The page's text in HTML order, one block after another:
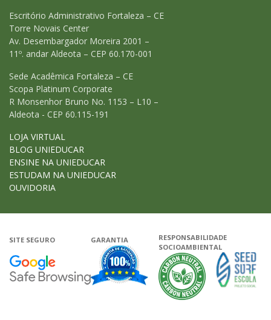
Escritório Administrativo Fortaleza – CE
Torre Novais Center
Av. Desembargador Moreira 2001 –
11º. andar Aldeota – CEP 60.170-001
Sede Acadêmica Fortaleza – CE
Scopa Platinum Corporate
R Monsenhor Bruno No. 1153 – L10 –
Aldeota - CEP 60.115-191
LOJA VIRTUAL
BLOG UNIEDUCAR
ENSINE NA UNIEDUCAR
ESTUDAM NA UNIEDUCAR
OUVIDORIA
SITE SEGURO
Google - Status do site no
GARANTIA
Garantia de satisfação
RESPONSABILIDADE
SOCIOAMBIENTAL
A